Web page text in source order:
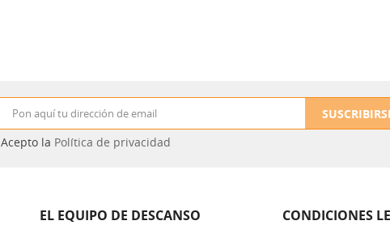
Acepto la Política de privacidad
EL EQUIPO DE DESCANSO CONDICIONES